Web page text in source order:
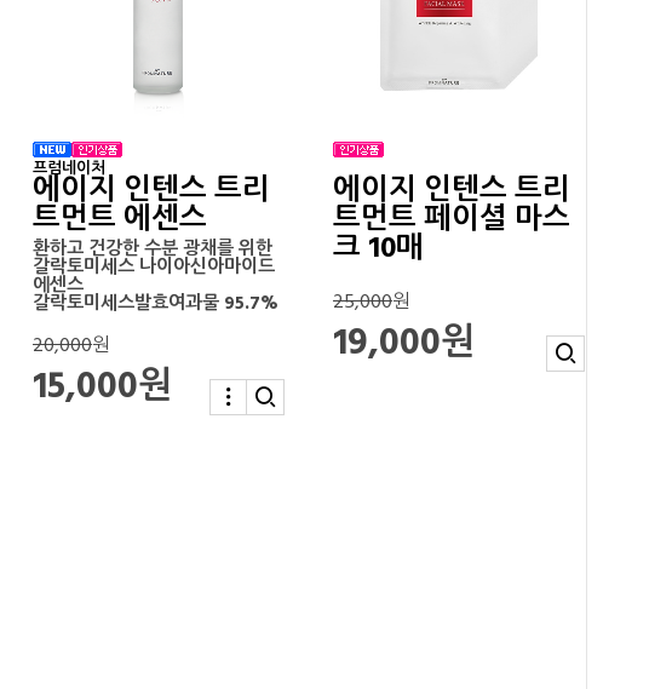
프럼네이처
에이지 인텐스 트리
트먼트 에센스
환하고 건강한 수분 광채를 위한
갈락토미세스 나이아신아마이드
에센스
갈락토미세스발효여과물 95.7%
20,000원
15,000원
에이지 인텐스 트리
트먼트 페이셜 마스
크 10매
25,000원
19,000원